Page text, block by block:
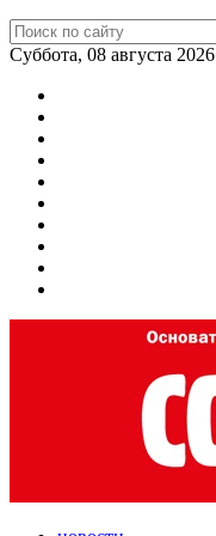
Суббота, 08 августа 2026